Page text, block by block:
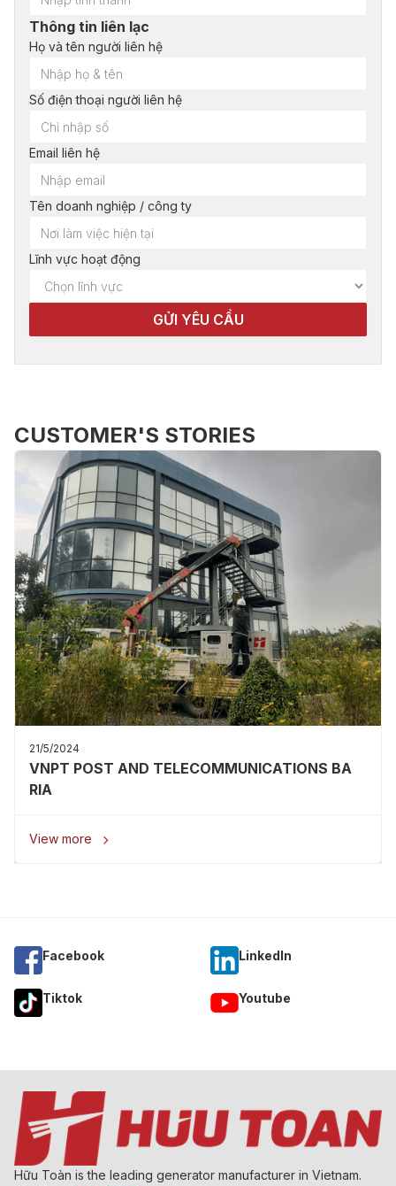
Thông tin liên lạc
Họ và tên người liên hệ
Số điện thoại người liên hệ
Email liên hệ
Tên doanh nghiệp / công ty
Lĩnh vực hoạt động
CUSTOMER'S STORIES
21/5/2024
VNPT POST AND TELECOMMUNICATIONS BA
RIA
View more 
Facebook Linkedln
Tiktok Youtube
Hữu Toàn is the leading generator manufacturer in Vietnam.